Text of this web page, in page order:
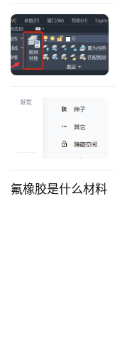
氟橡胶是什么材料